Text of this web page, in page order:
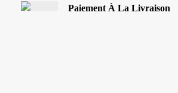
Paiement À La Livraison